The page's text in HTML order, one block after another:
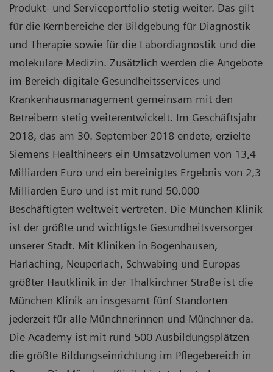
Produkt- und Serviceportfolio stetig weiter. Das gilt
für die Kernbereiche der Bildgebung für Diagnostik
und Therapie sowie für die Labordiagnostik und die
molekulare Medizin. Zusätzlich werden die Angebote
im Bereich digitale Gesundheitsservices und
Krankenhausmanagement gemeinsam mit den
Betreibern stetig weiterentwickelt. Im Geschäftsjahr
2018, das am 30. September 2018 endete, erzielte
Siemens Healthineers ein Umsatzvolumen von 13,4
Milliarden Euro und ein bereinigtes Ergebnis von 2,3
Milliarden Euro und ist mit rund 50.000
Beschäftigten weltweit vertreten. Die München Klinik
ist der größte und wichtigste Gesundheitsversorger
unserer Stadt. Mit Kliniken in Bogenhausen,
Harlaching, Neuperlach, Schwabing und Europas
größter Hautklinik in der Thalkirchner Straße ist die
München Klinik an insgesamt fünf Standorten
jederzeit für alle Münchnerinnen und Münchner da.
Die Academy ist mit rund 500 Ausbildungsplätzen
die größte Bildungseinrichtung im Pflegebereich in